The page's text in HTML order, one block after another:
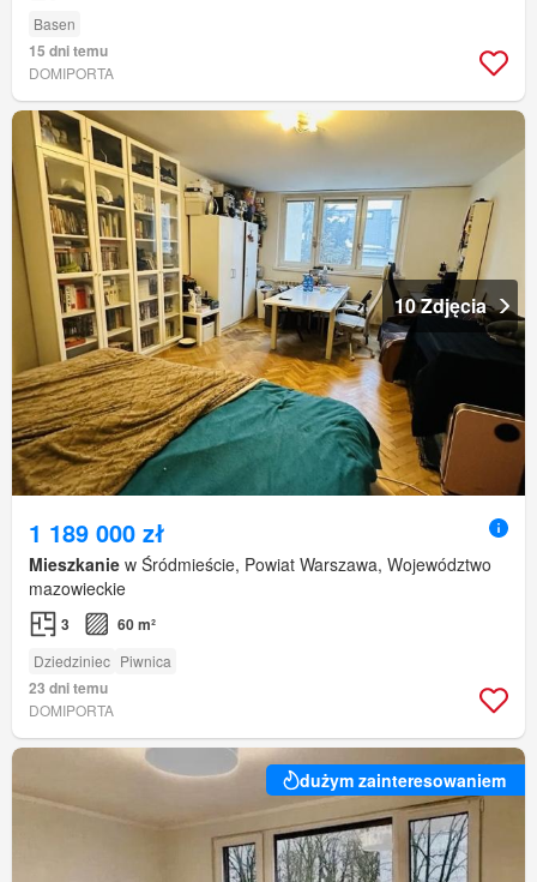
Basen
15 dni temu
DOMIPORTA
10 Zdjęcia
1 189 000 zł
Mieszkanie w Śródmieście, Powiat Warszawa, Województwo
mazowieckie
3 60 m²
Dziedziniec Piwnica
23 dni temu
DOMIPORTA
dużym zainteresowaniem